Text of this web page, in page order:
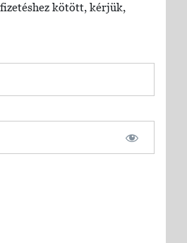
kötött, kérjük,